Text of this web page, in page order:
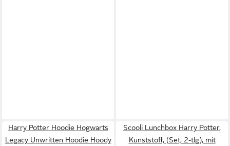
Harry Potter Hoodie Hogwarts
Legacy Unwritten Hoodie Hoody
Scooli Lunchbox Harry Potter,
Kunststoff, (Set, 2-tlg), mit